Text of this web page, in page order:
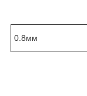
0.8мм